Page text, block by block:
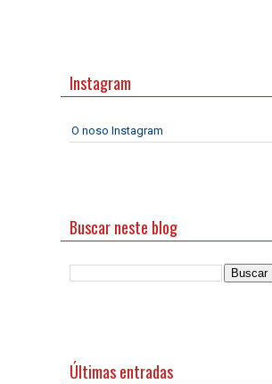
Instagram
O noso Instagram
Buscar neste blog
Últimas entradas